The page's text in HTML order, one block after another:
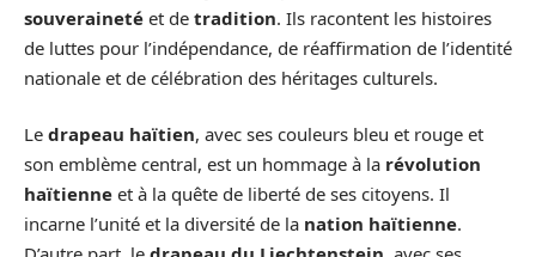
souveraineté et de tradition. Ils racontent les histoires
de luttes pour l’indépendance, de réaffirmation de l’identité
nationale et de célébration des héritages culturels.
Le drapeau haïtien, avec ses couleurs bleu et rouge et
son emblème central, est un hommage à la révolution
haïtienne et à la quête de liberté de ses citoyens. Il
incarne l’unité et la diversité de la nation haïtienne.